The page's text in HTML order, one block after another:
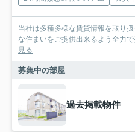
当社は多種多様な賃貸情報を取り
な住まいをご提供出来るよう全力
見る
募集中の部屋
過去掲載物件